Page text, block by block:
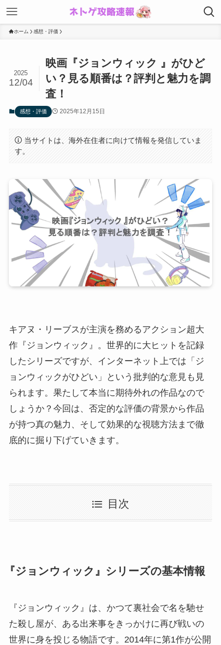
ホーム 感想・評価
映画『ジョンウィック 』がひど
い？見る順番は？評判と魅力を調
査！
2025
12/04
感想・評価 2025年12月15日
当サイトは、海外在住者に向けて情報を発信していま
す。
キアヌ・リーブスが主演を務めるアクション超大
作『ジョンウィック』。世界的に大ヒットを記録
したシリーズですが、インターネット上では「ジ
ョンウィックがひどい」という批判的な意見も見
られます。果たして本当に期待外れの作品なので
しょうか？今回は、否定的な評価の背景から作品
が持つ真の魅力、そして効果的な視聴方法まで徹
底的に掘り下げていきます。
目次
『ジョンウィック』シリーズの基本情報
『ジョンウィック』は、かつて裏社会で名を馳せ
た殺し屋が、ある出来事をきっかけに再び戦いの
世界に身を投じる物語です。2014年に第1作が公開